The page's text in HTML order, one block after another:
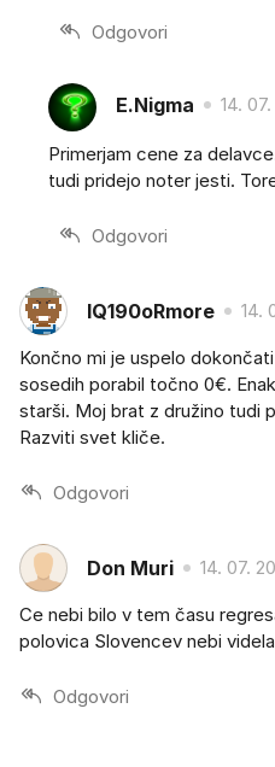
Odgovori
E.Nigma 14.
Primerjam cene za
tudi pridejo noter jesti.
Odgovori
IQ190oRmore 14.
Končno mi je uspelo
sosedih porabil točno 0€.
starši. Moj brat z družino tudi
Razviti svet kliče.
Odgovori
Don Muri 14. 07.
Ce nebi bilo v tem času
polovica Slovencev nebi
Odgovori